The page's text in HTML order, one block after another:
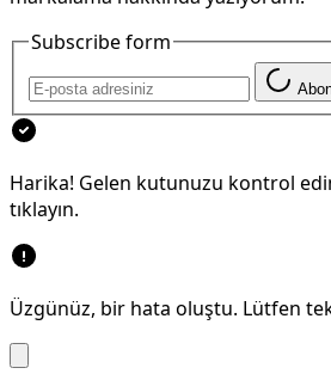
Subscribe form
Harika! Gelen kutunuzu kontrol
tıklayın.
Üzgünüz, bir hata oluştu. Lütfen